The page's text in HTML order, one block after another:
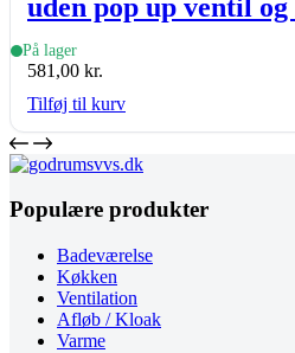
uden pop up ventil
På lager
581,00 kr.
Tilføj til kurv
Populære produkter
Badeværelse
Køkken
Ventilation
Afløb / Kloak
Varme